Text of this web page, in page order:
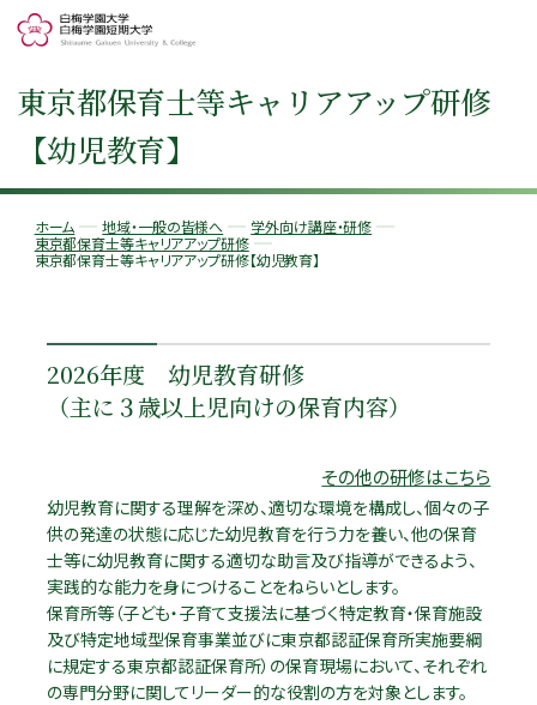
東京都保育士等キャリアアップ研修
【幼児教育】
ホーム 地域・一般の皆様へ
学外向け講座・研修
東京都保育士等キャリアアップ研修
東京都保育士等キャリアアップ研修【幼児教育】
2026年度 幼児教育研修
（主に３歳以上児向けの保育内容）
その他の研修はこちら
幼児教育に関する理解を深め、適切な環境を構成し、個々の子
供の発達の状態に応じた幼児教育を行う力を養い、他の保育
士等に幼児教育に関する適切な助言及び指導ができるよう、
実践的な能力を身につけることをねらいとします。
保育所等（子ども・子育て支援法に基づく特定教育・保育施設
及び特定地域型保育事業並びに東京都認証保育所実施要綱
に規定する東京都認証保育所）の保育現場において、それぞれ
の専門分野に関してリーダー的な役割の方を対象とします。